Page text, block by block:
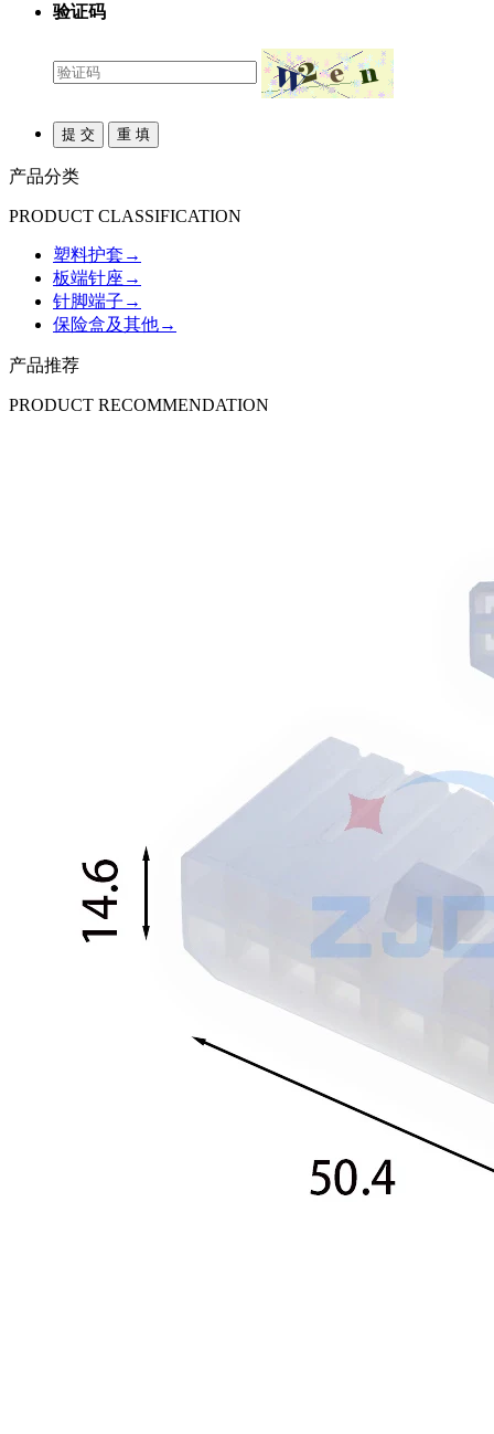
验证码
产品分类
PRODUCT CLASSIFICATION
塑料护套 →
板端针座 →
针脚端子 →
保险盒及其他→
产品推荐
PRODUCT RECOMMENDATION